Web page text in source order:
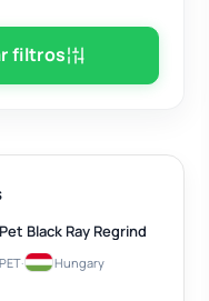
filtros
Pet Black Ray Regrind
PET· Hungary